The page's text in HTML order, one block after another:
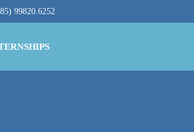
99820.6252